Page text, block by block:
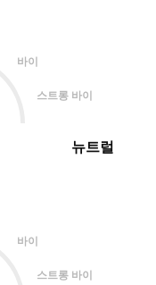
바이
스트롱 바이
바이
스트롱 바이
뉴트럴